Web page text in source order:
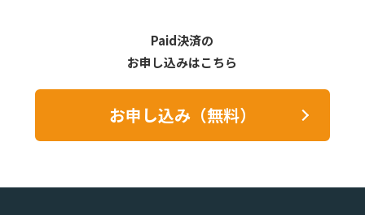
Paid決済の
お申し込みはこちら
お申し込み（無料）